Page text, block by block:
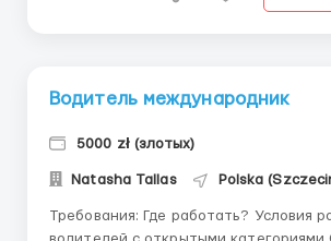
Водитель международник
5000 zł (злотых)
Natasha Tallas Polska
Требования: Где работать? Условия работы: Ищем